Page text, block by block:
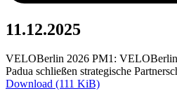
11.12.2025
VELOBerlin 2026 PM1:
Padua schließen strategische
Download (111 KiB)